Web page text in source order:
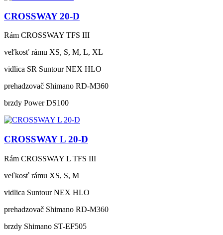
CROSSWAY 20-D
Rám CROSSWAY TFS III
veľkosť rámu XS, S, M, L, XL
vidlica SR Suntour NEX HLO
prehadzovač Shimano RD-M360
brzdy Power DS100
CROSSWAY L 20-D
Rám CROSSWAY L TFS III
veľkosť rámu XS, S, M
vidlica Suntour NEX HLO
prehadzovač Shimano RD-M360
brzdy Shimano ST-EF505